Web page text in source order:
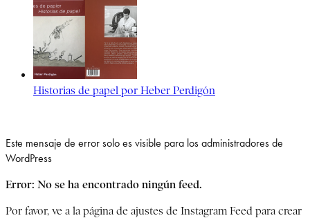
Historias de papel por Heber Perdigón
Este mensaje de error solo es visible para los administradores de
WordPress
Error: No se ha encontrado ningún feed.
Por favor, ve a la página de ajustes de Instagram Feed para crear